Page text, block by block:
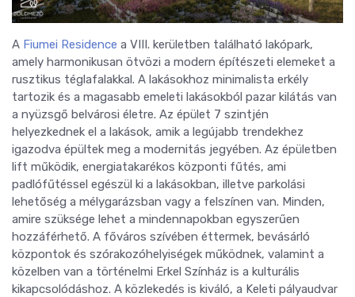
A Fiumei Residence a VIII. kerületben található lakópark,
amely harmonikusan ötvözi a modern építészeti elemeket a
rusztikus téglafalakkal. A lakásokhoz minimalista erkély
tartozik és a magasabb emeleti lakásokból pazar kilátás van
a nyüzsgő belvárosi életre. Az épület 7 szintjén
helyezkednek el a lakások, amik a legújabb trendekhez
igazodva épültek meg a modernitás jegyében. Az épületben
lift működik, energiatakarékos központi fűtés, ami
padlófűtéssel egészül ki a lakásokban, illetve parkolási
lehetőség a mélygarázsban vagy a felszínen van. Minden,
amire szüksége lehet a mindennapokban egyszerűen
hozzáférhető. A főváros szívében éttermek, bevásárló
központok és szórakozóhelyiségek működnek, valamint a
közelben van a történelmi Erkel Színház is a kulturális
kikapcsolódáshoz. A közlekedés is kiváló, a Keleti pályaudvar